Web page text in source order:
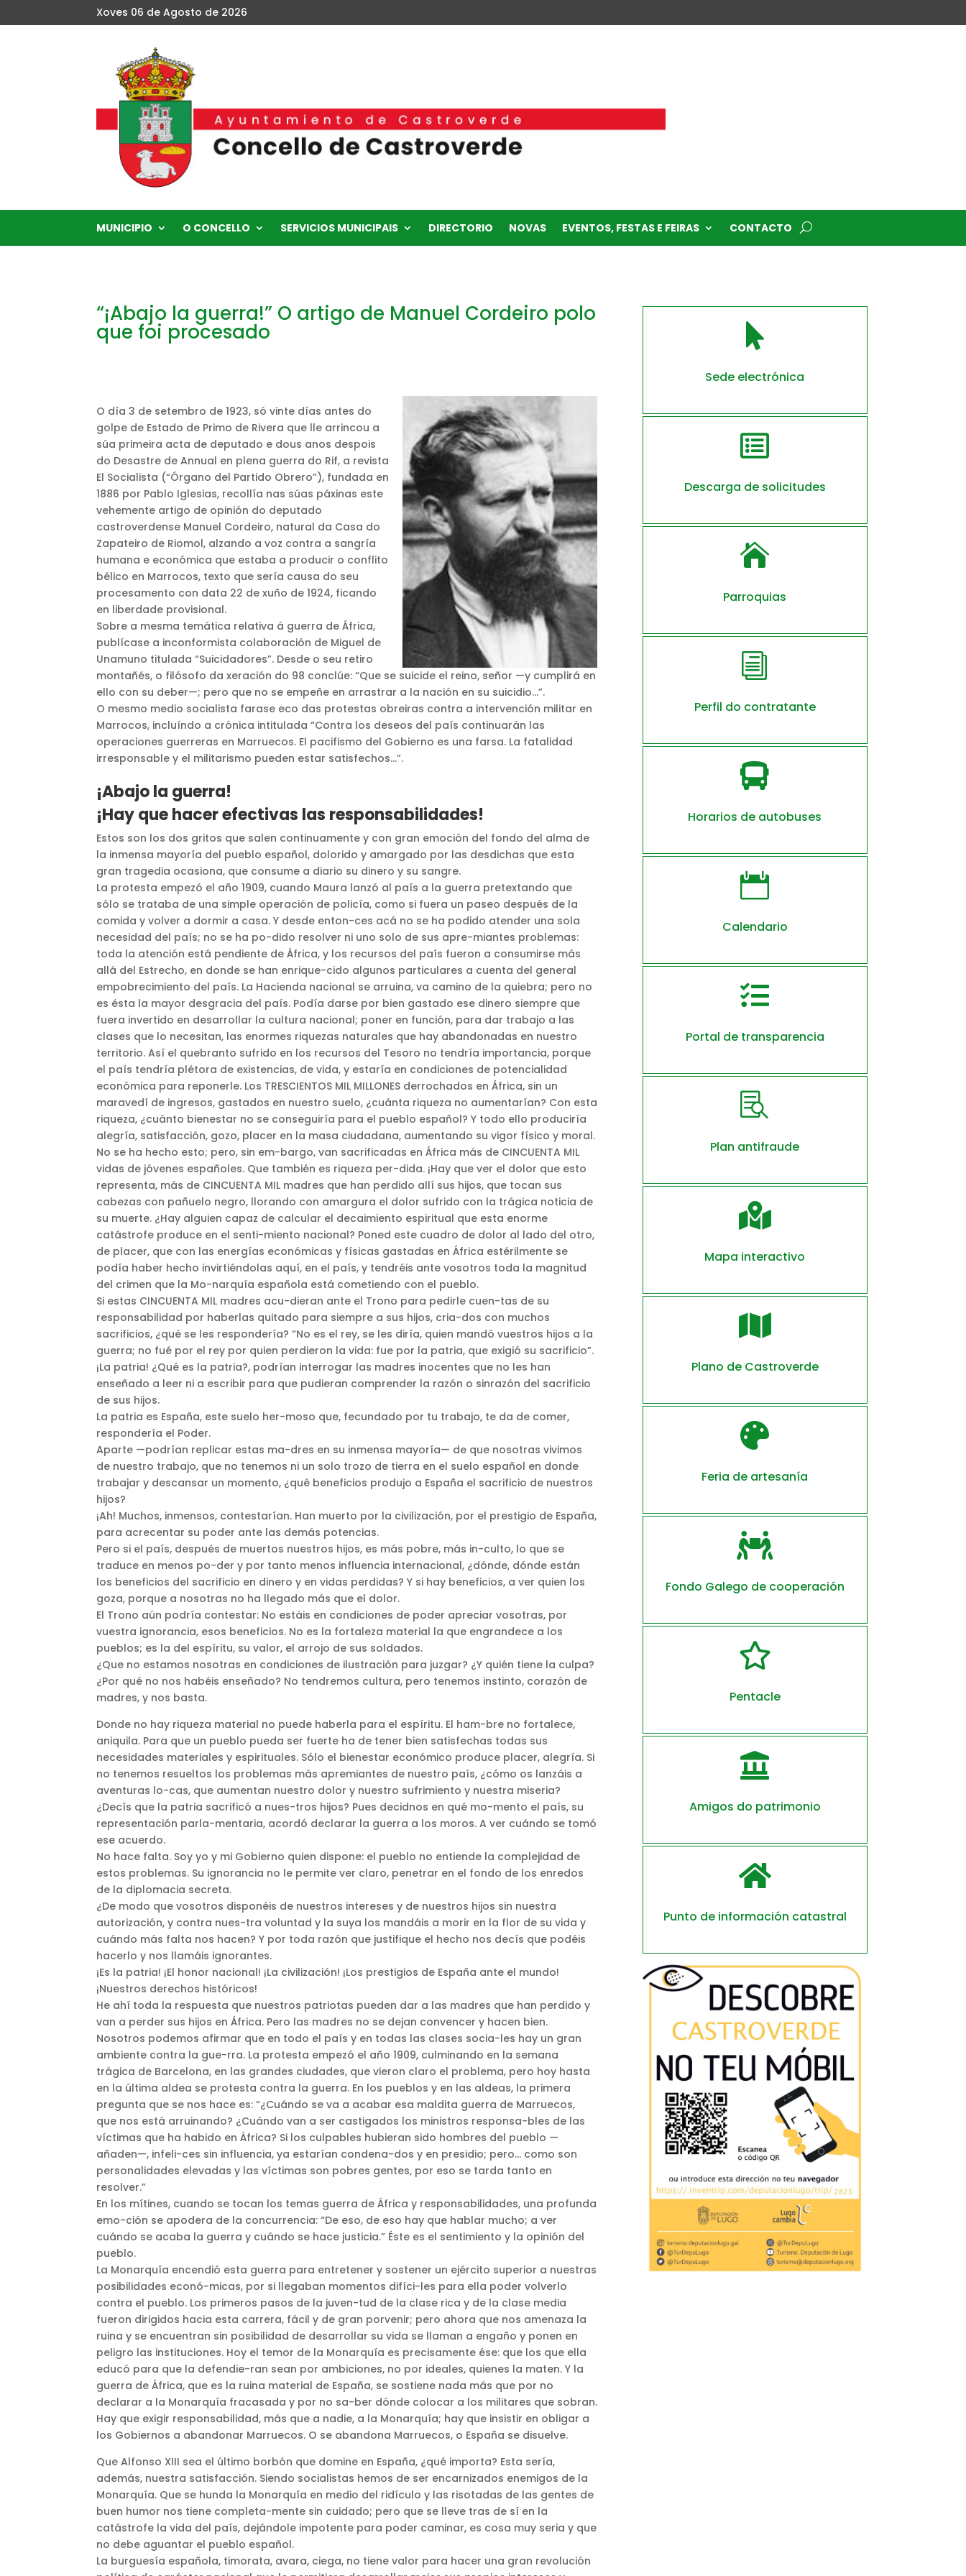
Xoves 06 de Agosto de 2026
MUNICIPIO O CONCELLO SERVICIOS MUNICIPAIS DIRECTORIO NOVAS EVENTOS, FESTAS E FEIRAS CONTACTO
“¡Abajo la guerra!” O artigo de Manuel Cordeiro polo
que foi procesado
O día 3 de setembro de 1923, só vinte días antes do
golpe de Estado de Primo de Rivera que lle arrincou a
súa primeira acta de deputado e dous anos despois
do Desastre de Annual en plena guerra do Rif, a revista
El Socialista (“Órgano del Partido Obrero”), fundada en
1886 por Pablo Iglesias, recollía nas súas páxinas este
vehemente artigo de opinión do deputado
castroverdense Manuel Cordeiro, natural da Casa do
Zapateiro de Riomol, alzando a voz contra a sangría
humana e económica que estaba a producir o conflito
bélico en Marrocos, texto que sería causa do seu
procesamento con data 22 de xuño de 1924, ficando
en liberdade provisional.
Sobre a mesma temática relativa á guerra de África,
publícase a inconformista colaboración de Miguel de
Unamuno titulada “Suicidadores”. Desde o seu retiro
montañés, o filósofo da xeración do 98 conclúe: “Que se suicide el reino, señor —y cumplirá en
ello con su deber—; pero que no se empeñe en arrastrar a la nación en su suicidio…”.
O mesmo medio socialista farase eco das protestas obreiras contra a intervención militar en
Marrocos, incluíndo a crónica intitulada “Contra los deseos del país continuarán las
operaciones guerreras en Marruecos. El pacifismo del Gobierno es una farsa. La fatalidad
irresponsable y el militarismo pueden estar satisfechos…”.
¡Abajo la guerra!
¡Hay que hacer efectivas las responsabilidades!
Estos son los dos gritos que salen continuamente y con gran emoción del fondo del alma de
la inmensa mayoría del pueblo español, dolorido y amargado por las desdichas que esta
gran tragedia ocasiona, que consume a diario su dinero y su sangre.
La protesta empezó el año 1909, cuando Maura lanzó al país a la guerra pretextando que
sólo se trataba de una simple operación de policía, como si fuera un paseo después de la
comida y volver a dormir a casa. Y desde enton-ces acá no se ha podido atender una sola
necesidad del país; no se ha po-dido resolver ni uno solo de sus apre-miantes problemas:
toda la atención está pendiente de África, y los recursos del país fueron a consumirse más
allá del Estrecho, en donde se han enrique-cido algunos particulares a cuenta del general
empobrecimiento del país. La Hacienda nacional se arruina, va camino de la quiebra; pero no
es ésta la mayor desgracia del país. Podía darse por bien gastado ese dinero siempre que
fuera invertido en desarrollar la cultura nacional; poner en función, para dar trabajo a las
clases que lo necesitan, las enormes riquezas naturales que hay abandonadas en nuestro
territorio. Así el quebranto sufrido en los recursos del Tesoro no tendría importancia, porque
el país tendría plétora de existencias, de vida, y estaría en condiciones de potencialidad
económica para reponerle. Los TRESCIENTOS MIL MILLONES derrochados en África, sin un
maravedí de ingresos, gastados en nuestro suelo, ¿cuánta riqueza no aumentarían? Con esta
riqueza, ¿cuánto bienestar no se conseguiría para el pueblo español? Y todo ello produciría
alegría, satisfacción, gozo, placer en la masa ciudadana, aumentando su vigor físico y moral.
No se ha hecho esto; pero, sin em-bargo, van sacrificadas en África más de CINCUENTA MIL
vidas de jóvenes españoles. Que también es riqueza per-dida. ¡Hay que ver el dolor que esto
representa, más de CINCUENTA MIL madres que han perdido allí sus hijos, que tocan sus
cabezas con pañuelo negro, llorando con amargura el dolor sufrido con la trágica noticia de
su muerte. ¿Hay alguien capaz de calcular el decaimiento espiritual que esta enorme
catástrofe produce en el senti-miento nacional? Poned este cuadro de dolor al lado del otro,
de placer, que con las energías económicas y físicas gastadas en África estérilmente se
podía haber hecho invirtiéndolas aquí, en el país, y tendréis ante vosotros toda la magnitud
del crimen que la Mo-narquía española está cometiendo con el pueblo.
Si estas CINCUENTA MIL madres acu-dieran ante el Trono para pedirle cuen-tas de su
responsabilidad por haberlas quitado para siempre a sus hijos, cria-dos con muchos
sacrificios, ¿qué se les respondería? “No es el rey, se les diría, quien mandó vuestros hijos a la
guerra; no fué por el rey por quien perdieron la vida: fue por la patria, que exigió su sacrificio”.
¡La patria! ¿Qué es la patria?, podrían interrogar las madres inocentes que no les han
enseñado a leer ni a escribir para que pudieran comprender la razón o sinrazón del sacrificio
de sus hijos.
La patria es España, este suelo her-moso que, fecundado por tu trabajo, te da de comer,
respondería el Poder.
Aparte —podrían replicar estas ma-dres en su inmensa mayoría— de que nosotras vivimos
de nuestro trabajo, que no tenemos ni un solo trozo de tierra en el suelo español en donde
trabajar y descansar un momento, ¿qué beneficios produjo a España el sacrificio de nuestros
hijos?
¡Ah! Muchos, inmensos, contestarían. Han muerto por la civilización, por el prestigio de España,
para acrecentar su poder ante las demás potencias.
Pero si el país, después de muertos nuestros hijos, es más pobre, más in-culto, lo que se
traduce en menos po-der y por tanto menos influencia internacional, ¿dónde, dónde están
los beneficios del sacrificio en dinero y en vidas perdidas? Y si hay beneficios, a ver quien los
goza, porque a nosotras no ha llegado más que el dolor.
El Trono aún podría contestar: No estáis en condiciones de poder apreciar vosotras, por
vuestra ignorancia, esos beneficios. No es la fortaleza material la que engrandece a los
pueblos; es la del espíritu, su valor, el arrojo de sus soldados.
¿Que no estamos nosotras en condiciones de ilustración para juzgar? ¿Y quién tiene la culpa?
¿Por qué no nos habéis enseñado? No tendremos cultura, pero tenemos instinto, corazón de
madres, y nos basta.
Donde no hay riqueza material no puede haberla para el espíritu. El ham-bre no fortalece,
aniquila. Para que un pueblo pueda ser fuerte ha de tener bien satisfechas todas sus
necesidades materiales y espirituales. Sólo el bienestar económico produce placer, alegría. Si
no tenemos resueltos los problemas más apremiantes de nuestro país, ¿cómo os lanzáis a
aventuras lo-cas, que aumentan nuestro dolor y nuestro sufrimiento y nuestra miseria?
¿Decís que la patria sacrificó a nues-tros hijos? Pues decidnos en qué mo-mento el país, su
representación parla-mentaria, acordó declarar la guerra a los moros. A ver cuándo se tomó
ese acuerdo.
No hace falta. Soy yo y mi Gobierno quien dispone: el pueblo no entiende la complejidad de
estos problemas. Su ignorancia no le permite ver claro, penetrar en el fondo de los enredos
de la diplomacia secreta.
¿De modo que vosotros disponéis de nuestros intereses y de nuestros hijos sin nuestra
autorización, y contra nues-tra voluntad y la suya los mandáis a morir en la flor de su vida y
cuándo más falta nos hacen? Y por toda razón que justifique el hecho nos decís que podéis
hacerlo y nos llamáis ignorantes.
¡Es la patria! ¡El honor nacional! ¡La civilización! ¡Los prestigios de España ante el mundo!
¡Nuestros derechos históricos!
He ahí toda la respuesta que nuestros patriotas pueden dar a las madres que han perdido y
van a perder sus hijos en África. Pero las madres no se dejan convencer y hacen bien.
Nosotros podemos afirmar que en todo el país y en todas las clases socia-les hay un gran
ambiente contra la gue-rra. La protesta empezó el año 1909, culminando en la semana
trágica de Barcelona, en las grandes ciudades, que vieron claro el problema, pero hoy hasta
en la última aldea se protesta contra la guerra. En los pueblos y en las aldeas, la primera
pregunta que se nos hace es: “¿Cuándo se va a acabar esa maldita guerra de Marruecos,
que nos está arruinando? ¿Cuándo van a ser castigados los ministros responsa-bles de las
víctimas que ha habido en África? Si los culpables hubieran sido hombres del pueblo —
añaden—, infeli-ces sin influencia, ya estarían condena-dos y en presidio; pero… como son
personalidades elevadas y las víctimas son pobres gentes, por eso se tarda tanto en
resolver.”
En los mítines, cuando se tocan los temas guerra de África y responsabilidades, una profunda
emo-ción se apodera de la concurrencia: “De eso, de eso hay que hablar mucho; a ver
cuándo se acaba la guerra y cuándo se hace justicia.” Éste es el sentimiento y la opinión del
pueblo.
La Monarquía encendió esta guerra para entretener y sostener un ejército superior a nuestras
posibilidades econó-micas, por si llegaban momentos difíci-les para ella poder volverlo
contra el pueblo. Los primeros pasos de la juven-tud de la clase rica y de la clase media
fueron dirigidos hacia esta carrera, fácil y de gran porvenir; pero ahora que nos amenaza la
ruina y se encuentran sin posibilidad de desarrollar su vida se llaman a engaño y ponen en
peligro las instituciones. Hoy el temor de la Monarquía es precisamente ése: que los que ella
educó para que la defendie-ran sean por ambiciones, no por ideales, quienes la maten. Y la
guerra de África, que es la ruina material de España, se sostiene nada más que por no
declarar a la Monarquía fracasada y por no sa-ber dónde colocar a los militares que sobran.
Hay que exigir responsabilidad, más que a nadie, a la Monarquía; hay que insistir en obligar a
los Gobiernos a abandonar Marruecos. O se abandona Marruecos, o España se disuelve.
Que Alfonso XIII sea el último borbón que domine en España, ¿qué importa? Esta sería,
además, nuestra satisfacción. Siendo socialistas hemos de ser encarnizados enemigos de la
Monarquía. Que se hunda la Monarquía en medio del ridículo y las risotadas de las gentes de
buen humor nos tiene completa-mente sin cuidado; pero que se lleve tras de sí en la
catástrofe la vida del país, dejándole impotente para poder caminar, es cosa muy seria y que
no debe aguantar el pueblo español.
La burguesía española, timorata, avara, ciega, no tiene valor para hacer una gran revolución

Sede electrónica

Descarga de solicitudes

Parroquias
i
Perfil do contratante

Horarios de autobuses

Calendario

Portal de transparencia

Plan antifraude

Mapa interactivo

Plano de Castroverde

Feria de artesanía

Fondo Galego de cooperación

Pentacle

Amigos do patrimonio

Punto de información catastral